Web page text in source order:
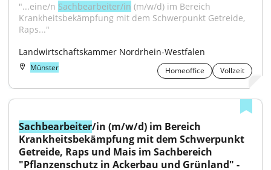
"...eine/n Sachbearbeiter/in (m/w/d) im Bereich
Krankheitsbekämpfung mit dem Schwerpunkt Getreide,
Raps..."
Landwirtschaftskammer Nordrhein-Westfalen
Münster Homeoffice Vollzeit
Sachbearbeiter/in (m/w/d) im Bereich
Krankheitsbekämpfung mit dem Schwerpunkt
Getreide, Raps und Mais im Sachbereich